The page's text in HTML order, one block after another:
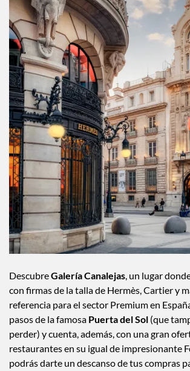
DescubreGalería Canalejas, un lugar
con firmas de la talla de Hermès, Cartier y
referencia para el sector Premium en
pasos de la famosa Puerta del Sol (que
perder) y cuenta, además, con una gran
restaurantes en su igual de impresionante
podrás darte un descanso de tus compras